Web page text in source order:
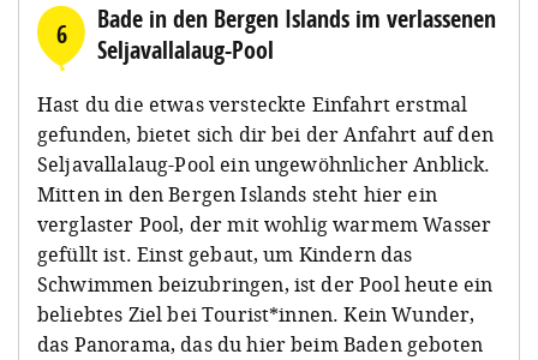
6
Bade in den Bergen Islands im verlassenen
Seljavallalaug-Pool
Hast du die etwas versteckte Einfahrt erstmal
gefunden, bietet sich dir bei der Anfahrt auf den
Seljavallalaug-Pool ein ungewöhnlicher Anblick.
Mitten in den Bergen Islands steht hier ein
verglaster Pool, der mit wohlig warmem Wasser
gefüllt ist. Einst gebaut, um Kindern das
Schwimmen beizubringen, ist der Pool heute ein
beliebtes Ziel bei Tourist*innen. Kein Wunder,
das Panorama, das du hier beim Baden geboten